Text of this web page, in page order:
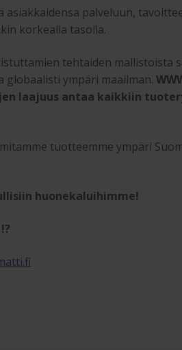
palveluun,
korkealla tasolla.
tehtaiden mallistoista
ympäri maailman.
laajuus antaa kaikkiin
tuotteemme ympäri
huonekaluihimme!